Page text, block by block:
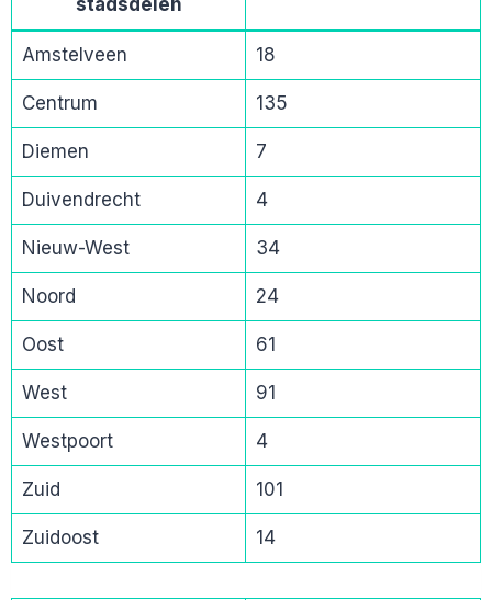
stadsdelen
Amstelveen 18
Centrum 135
Diemen 7
Duivendrecht 4
Nieuw-West 34
Noord 24
Oost 61
West 91
Westpoort 4
Zuid 101
Zuidoost 14